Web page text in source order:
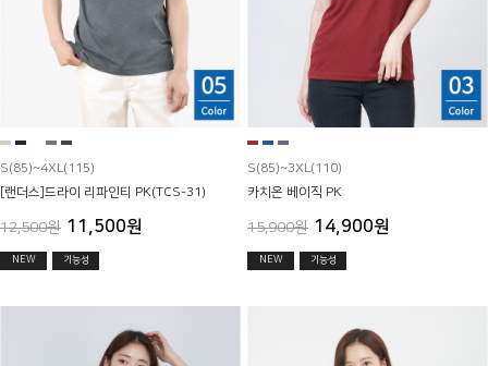
S(85)~4XL(115)
[랜더스]드라이 리파인티 PK(TCS-31)
12,500원 11,500원
NEW 기능성
S(85)~3XL(110)
카치온 베이직 PK
15,900원 14,900원
NEW 기능성